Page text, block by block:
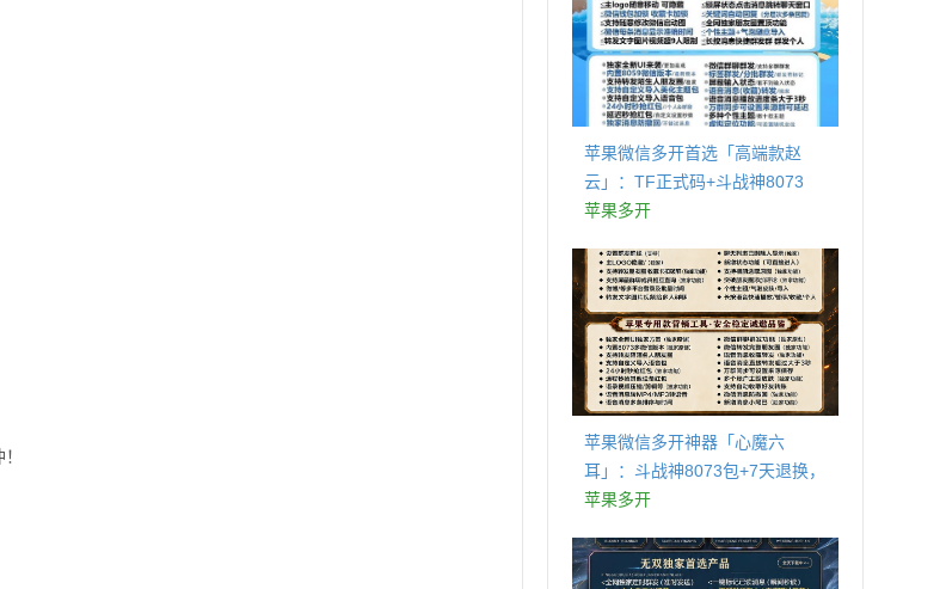
苹果微信多开首选「高端款赵
云」：TF正式码+斗战神8073
包，7天退换认准拍拍卡激活码
苹果多开
苹果微信多开神器「心魔六
耳」：斗战神8073包+7天退换，
认准拍拍卡激活码商城
苹果多开